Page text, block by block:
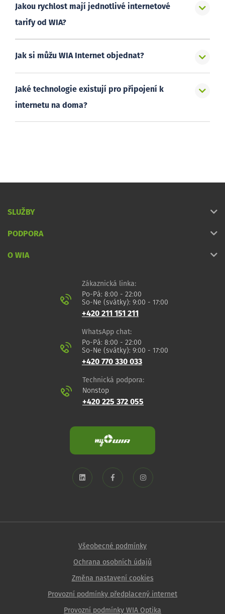
Jakou rychlost mají jednotlivé internetové
tarify od WIA?
Jak si můžu WIA Internet objednat?
Jaké technologie existují pro připojení k
internetu na doma?
SLUŽBY
PODPORA
O WIA
Zákaznická linka:
Po-Pá: 8:00 - 22:00
So-Ne (svátky): 9:00 - 17:00
+420 211 151 211
WhatsApp chat:
Po-Pá: 8:00 - 22:00
So-Ne (svátky): 9:00 - 17:00
+420 770 330 033
Technická podpora:
Nonstop
+420 225 372 055
Všeobecné podmínky
Ochrana osobních údajů
Změna nastavení cookies
Provozní podmínky předplacený internet
Provozní podmínky WIA Optika